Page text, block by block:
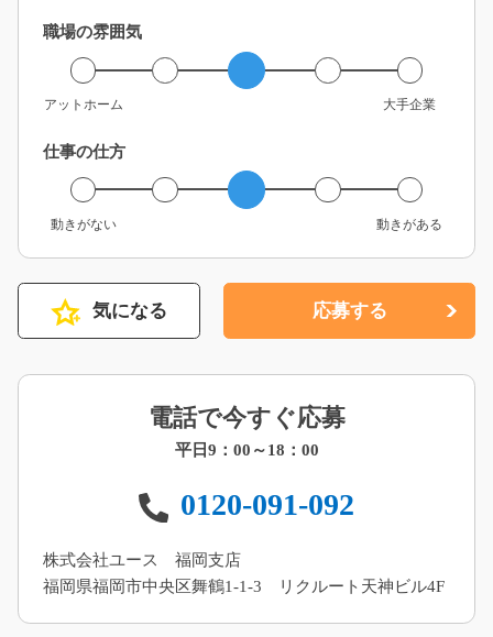
職場の雰囲気
アットホーム 大手企業
仕事の仕方
動きがない 動きがある
気になる 応募する
電話で今すぐ応募
平日9：00～18：00
0120-091-092
株式会社ユース 福岡支店
福岡県福岡市中央区舞鶴1-1-3 リクルート天神ビル4F